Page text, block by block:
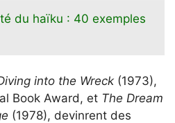
du haïku : 40 exemples
into the Wreck (1973),
Book Award, et The Dream
(1978), devinrent des